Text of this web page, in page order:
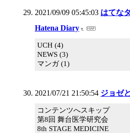
2021/09/09 05:45:03 はてな
Hatena Diary
UCH (4)
NEWS (3)
マンガ (1)
2021/07/21 21:50:54 ジョゼ
コンテンツへスキップ
第8回 舞台医学研究会
8th STAGE MEDICINE